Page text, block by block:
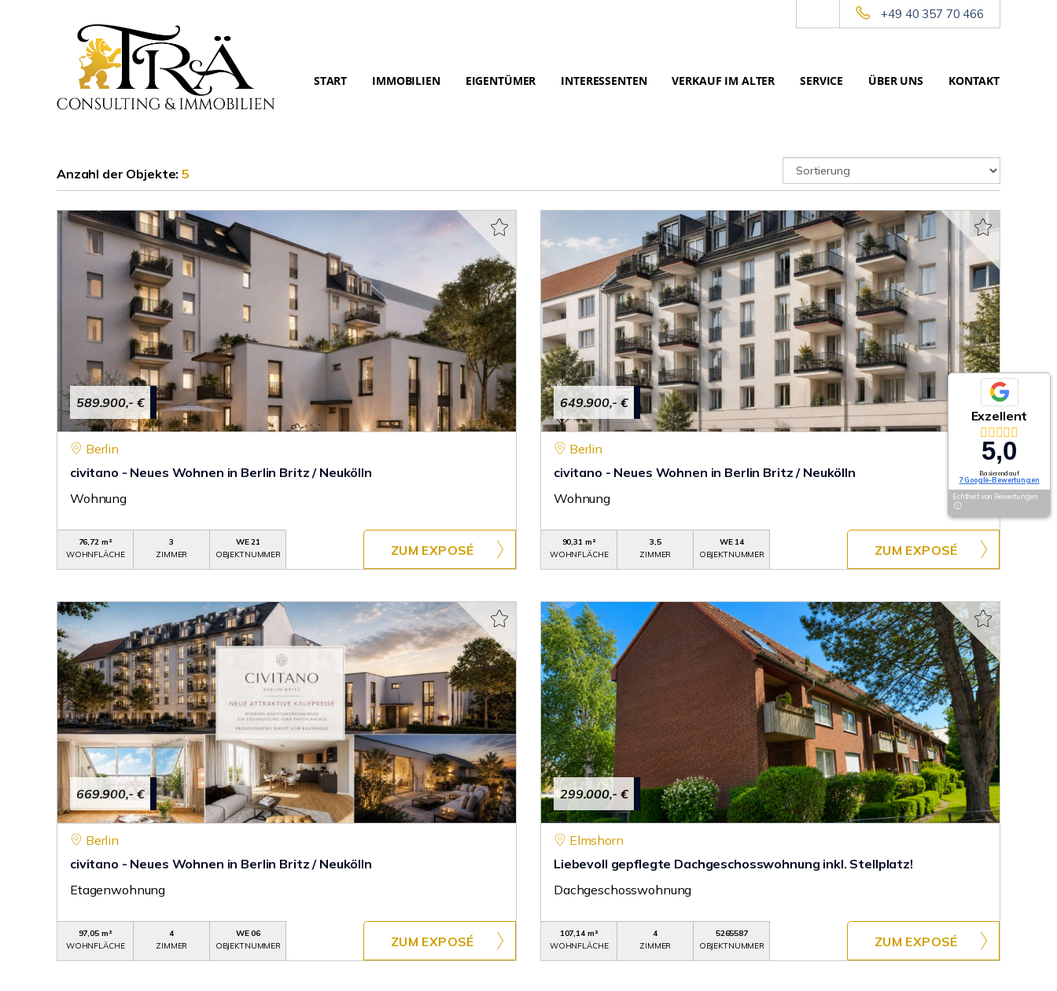
+49 40 357 70 466
START IMMOBILIEN EIGENTÜMER INTERESSENTEN VERKAUF IM ALTER SERVICE ÜBER UNS KONTAKT
Anzahl der Objekte:5
589.900,- €
Berlin
civitano - Neues Wohnen in Berlin Britz / Neukölln
Wohnung
76,72 m²
WOHNFLÄCHE
3
ZIMMER
WE 21
OBJEKTNUMMER
ZUM EXPOSÉ
649.900,- €
Berlin
civitano - Neues Wohnen in Berlin Britz / Neukölln
Wohnung
90,31 m²
WOHNFLÄCHE
3,5
ZIMMER
WE 14
OBJEKTNUMMER
ZUM EXPOSÉ
669.900,- €
Berlin
civitano - Neues Wohnen in Berlin Britz / Neukölln
Etagenwohnung
97,05 m²
WOHNFLÄCHE
4
ZIMMER
WE 06
OBJEKTNUMMER
ZUM EXPOSÉ
299.000,- €
Elmshorn
Liebevoll gepflegte Dachgeschosswohnung inkl. Stellplatz!
Dachgeschosswohnung
107,14 m²
WOHNFLÄCHE
4
ZIMMER
5265587
OBJEKTNUMMER
ZUM EXPOSÉ
Exzellent
5,0
Basierend auf
7 Google-Bewertungen
Echtheit von Bewertungen